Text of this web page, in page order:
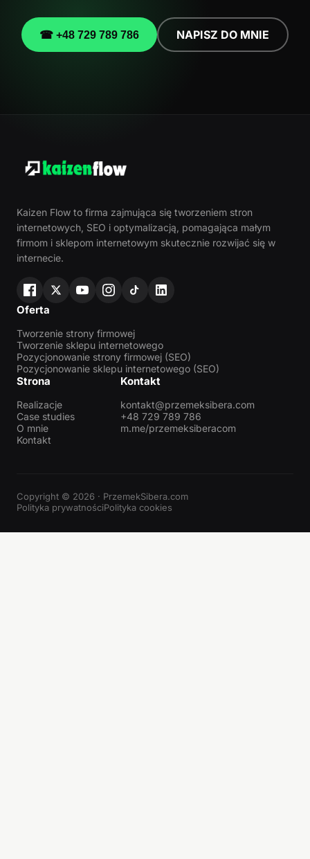
☎ +48 729 789 786 NAPISZ DO MNIE
Kaizen Flow to firma zajmująca się tworzeniem stron
internetowych, SEO i optymalizacją, pomagająca małym
firmom i sklepom internetowym skutecznie rozwijać się w
internecie.
Oferta
Tworzenie strony firmowej
Tworzenie sklepu internetowego
Pozycjonowanie strony firmowej (SEO)
Pozycjonowanie sklepu internetowego (SEO)
Strona
Realizacje
Case studies
O mnie
Kontakt
Kontakt
kontakt@przemeksibera.com
+48 729 789 786
m.me/przemeksiberacom
Copyright © 2026 · PrzemekSibera.com
Polityka prywatnościPolityka cookies